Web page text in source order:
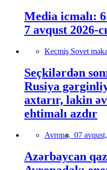
Media icmalı:
7 avqust 2026-
Keçmiş Sovet
Seçkilərdən
Rusiya
axtarır, lakin
ehtimalı azdır
Avropa, 07
Azərbaycan